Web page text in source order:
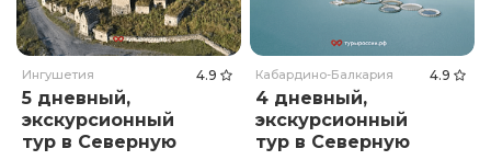
Ингушетия 4.9
5 дневный,
экскурсионный
тур в Северную
Кабардино-Балкария 4.9
4 дневный,
экскурсионный
тур в Северную